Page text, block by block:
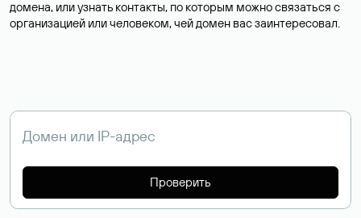
домена, или узнать контакты, по которым можно связаться с
организацией или человеком, чей домен вас заинтересовал.
Проверить